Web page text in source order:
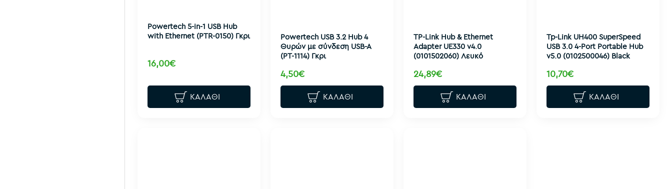
Powertech 5-in-1 USB Hub
with Ethernet (PTR-0150) Γκρι
16,00€
ΚΑΛΆΘΙ
Powertech USB 3.2 Hub 4
Θυρών με σύνδεση USB-A
(PT-1114) Γκρι
4,50€
ΚΑΛΆΘΙ
TP-Link Hub & Ethernet
Adapter UE330 v4.0
(0101502060) Λευκό
24,89€
ΚΑΛΆΘΙ
Tp-Link UH400 SuperSpeed
USB 3.0 4-Port Portable Hub
v5.0 (0102500046) Black
10,70€
ΚΑΛΆΘΙ